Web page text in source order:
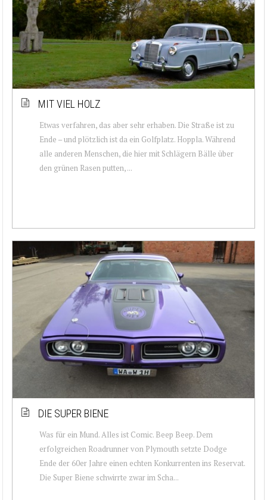
MIT VIEL HOLZ
Etwas verfahren, das aber sehr erhaben. Die Straße ist zu
Ende – und plötzlich ist da ein Golfplatz. Hoppla. Während
alle anderen Menschen, die hier mit Schlägern Bälle über
den grünen Rasen putten, ...
DIE SUPER BIENE
Was für ein Mund. Alles ist Comic. Beep Beep. Dem
erfolgreichen Roadrunner von Plymouth setzte Dodge
Ende der 60er Jahre einen echten Konkurrenten ins Reservat.
Die Super Biene schwirrte zwar im Scha...